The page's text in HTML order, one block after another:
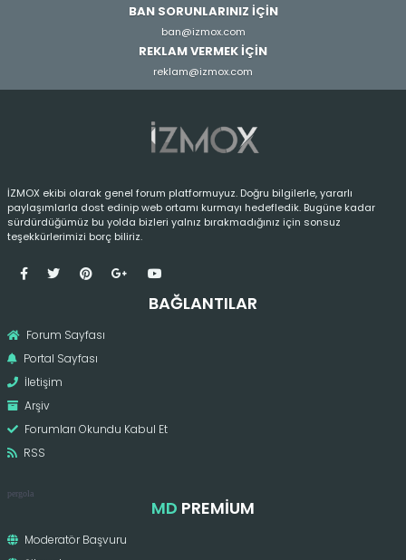
BAN SORUNLARINIZ İÇİN
ban@izmox.com
REKLAM VERMEK İÇİN
reklam@izmox.com
İZMOX ekibi olarak genel forum platformuyuz. Doğru bilgilerle, yararlı
paylaşımlarla dost edinip web ortamı kurmayı hedefledik. Bugüne kadar
sürdürdüğümüz bu yolda bizleri yalnız bırakmadığınız için sonsuz
teşekkürlerimizi borç biliriz.
BAĞLANTILAR
Forum Sayfası
Portal Sayfası
İletişim
Arşiv
Forumları Okundu Kabul Et
RSS
pergola
MD PREMIUM
Moderatör Başvuru